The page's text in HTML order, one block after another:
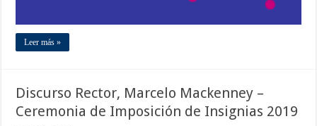
Leer más »
Discurso Rector, Marcelo Mackenney –
Ceremonia de Imposición de Insignias 2019